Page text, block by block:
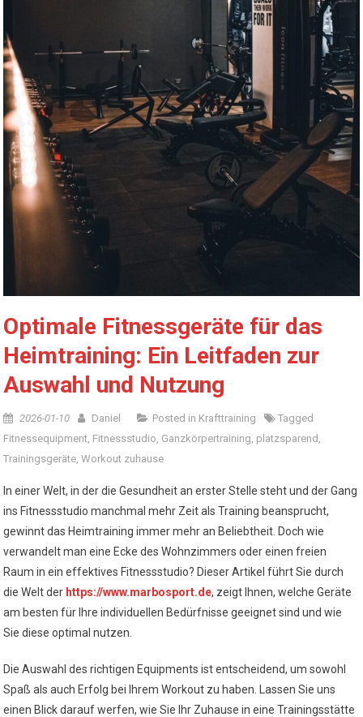
Optimale Fitnessgeräte für das
Heimtraining: Ein Leitfaden zur
Auswahl und Nutzung
2026-01-10 Daniel Posted in Krafttraining
Tagged
Fitnessequipment, Fitnessstudio, Ganzkörpertraining, platzsparend ,
Trainingsgeräte,Workout zuhause
In einer Welt, in der die Gesundheit an erster Stelle steht und der Gang
ins Fitnessstudio manchmal mehr Zeit als Training beansprucht,
gewinnt das Heimtraining immer mehr an Beliebtheit. Doch wie
verwandelt man eine Ecke des Wohnzimmers oder einen freien
Raum in ein effektives Fitnessstudio? Dieser Artikel führt Sie durch
die Welt der https://www.marbosport.de, zeigt Ihnen, welche Geräte
am besten für Ihre individuellen Bedürfnisse geeignet sind und wie
Sie diese optimal nutzen.
Die Auswahl des richtigen Equipments ist entscheidend, um sowohl
Spaß als auch Erfolg bei Ihrem Workout zu haben. Lassen Sie uns
einen Blick darauf werfen, wie Sie Ihr Zuhause in eine Trainingsstätte